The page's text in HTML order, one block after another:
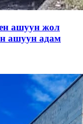
ашуун жол
ашуун адам